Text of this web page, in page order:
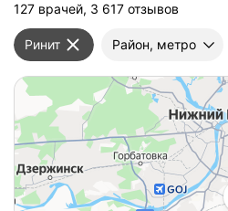
127 врачей, 3 617 отзывов
Ринит Район, метро